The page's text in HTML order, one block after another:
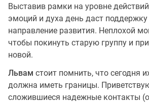
Выставив рамки на уровне
эмоций и духа день даст
направление развития. Неплохой
чтобы покинуть старую группу и
новой.
Львам стоит помнить, что сегодня
должна иметь границы.
сложившиеся надежные контакты